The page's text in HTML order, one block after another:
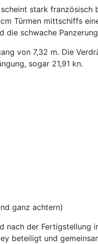
stark
Türmen mittschiffs
die schwache
von 7,32 m. Die
sogar 21,91 kn.
ganz achtern)
der
beteiligt und